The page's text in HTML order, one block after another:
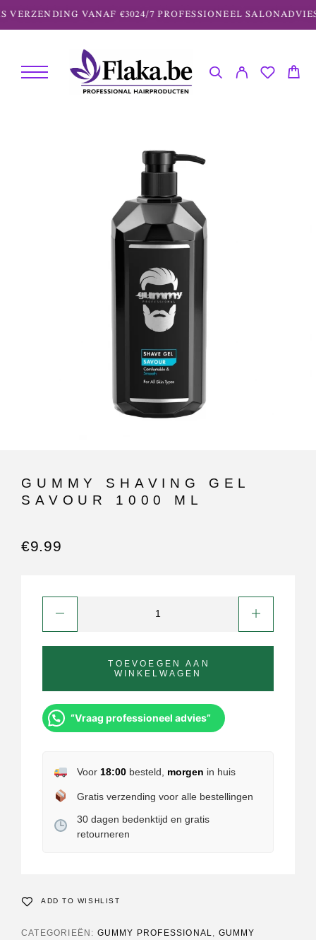
VERZENDING VANAF €3024/7 PROFESSIONEEL SALONADVIES
GUMMY SHAVING GEL
SAVOUR 1000 ML
€9.99
TOEVOEGEN AAN
WINKELWAGEN
“Vraag professioneel advies”
Voor 18:00besteld, morgen in huis
Gratis verzending voor alle bestellingen
30 dagen bedenktijd en gratis
retourneren
ADD TO WISHLIST
CATEGORIEËN: GUMMY PROFESSIONAL, GUMMY